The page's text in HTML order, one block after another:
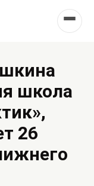
школа
26